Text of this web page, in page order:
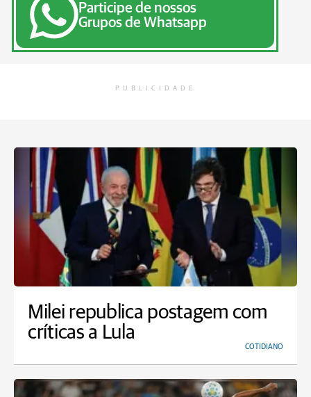
Participe de nossos
Grupos de Whatsapp
PUBLICIDADE
Milei republica postagem com
críticas a Lula
COTIDIANO